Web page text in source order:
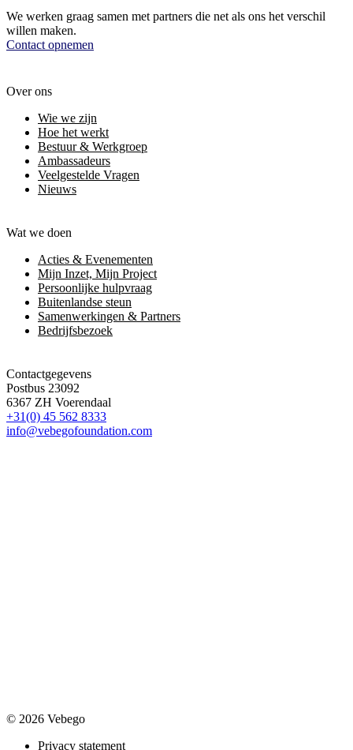
We werken graag samen met partners die net als ons het verschil
willen maken.
Contact opnemen
Over ons
Wie we zijn
Hoe het werkt
Bestuur & Werkgroep
Ambassadeurs
Veelgestelde Vragen
Nieuws
Wat we doen
Acties & Evenementen
Mijn Inzet, Mijn Project
Persoonlijke hulpvraag
Buitenlandse steun
Samenwerkingen & Partners
Bedrijfsbezoek
Contactgegevens
Postbus 23092
6367 ZH Voerendaal
+31(0) 45 562 8333
info@vebegofoundation.com
© 2026 Vebego
Privacy statement